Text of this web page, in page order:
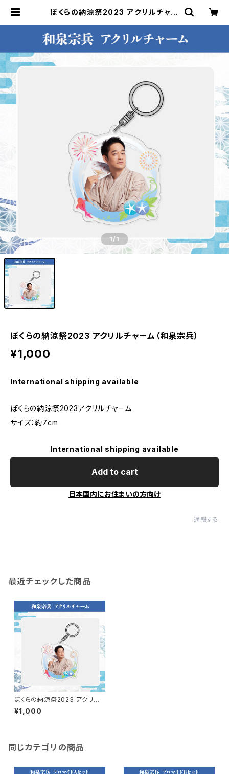
ぼくらの納涼祭2023 アクリルチャー
1/1
ぼくらの納涼祭2023 アクリルチャーム（和泉宗兵）
¥1,000
International shipping available
ぼくらの納涼祭2023アクリルチャーム
サイズ：約7cm
International shipping available
Add to cart
日本国内にお住まいの方向け
通報する
最近チェックした商品
ぼくらの納涼祭2023 アクリル
チャーム（和泉宗兵）
¥1,000
同じカテゴリの商品